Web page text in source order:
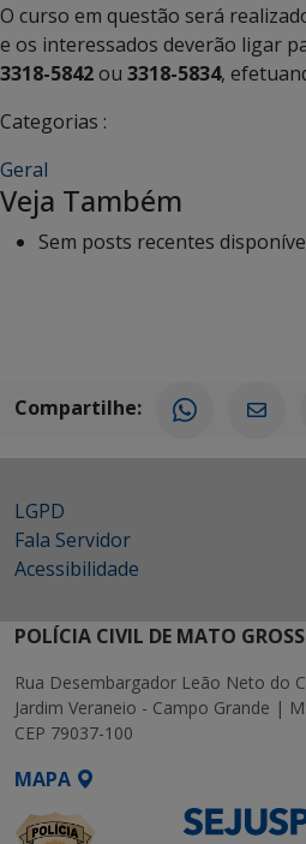
O curso em questão será
e os interessados deverão ligar
3318-5842ou 3318-5834,
Categorias :
Geral
Veja Também
Sem posts recentes
Compartilhe:
LGPD
Fala Servidor
Acessibilidade
POLÍCIA CIVIL DE MATO
Rua Desembargador Leão Neto do
Jardim Veraneio - Campo Grande |
CEP 79037-100
MAPA